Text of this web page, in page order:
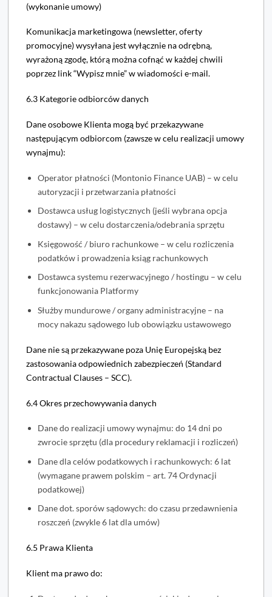
(wykonanie umowy)
Komunikacja marketingowa (newsletter, oferty
promocyjne) wysyłana jest wyłącznie na odrębną,
wyrażoną zgodę, którą można cofnąć w każdej chwili
poprzez link “Wypisz mnie” w wiadomości e-mail.
6.3 Kategorie odbiorców danych
Dane osobowe Klienta mogą być przekazywane
następującym odbiorcom (zawsze w celu realizacji umowy
wynajmu):
Operator płatności (Montonio Finance UAB) – w celu
autoryzacji i przetwarzania płatności
Dostawca usług logistycznych (jeśli wybrana opcja
dostawy) – w celu dostarczenia/odebrania sprzętu
Księgowość / biuro rachunkowe – w celu rozliczenia
podatków i prowadzenia ksiąg rachunkowych
Dostawca systemu rezerwacyjnego / hostingu – w celu
funkcjonowania Platformy
Służby mundurowe / organy administracyjne – na
mocy nakazu sądowego lub obowiązku ustawowego
Dane nie są przekazywane poza Unię Europejską bez
zastosowania odpowiednich zabezpieczeń (Standard
Contractual Clauses – SCC).
6.4 Okres przechowywania danych
Dane do realizacji umowy wynajmu: do 14 dni po
zwrocie sprzętu (dla procedury reklamacji i rozliczeń)
Dane dla celów podatkowych i rachunkowych: 6 lat
(wymagane prawem polskim – art. 74 Ordynacji
podatkowej)
Dane dot. sporów sądowych: do czasu przedawnienia
roszczeń (zwykle 6 lat dla umów)
6.5 Prawa Klienta
Klient ma prawo do: